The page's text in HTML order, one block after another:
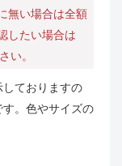
無い場合は全額
したい場合は
い。
ておりますの
。色やサイズの